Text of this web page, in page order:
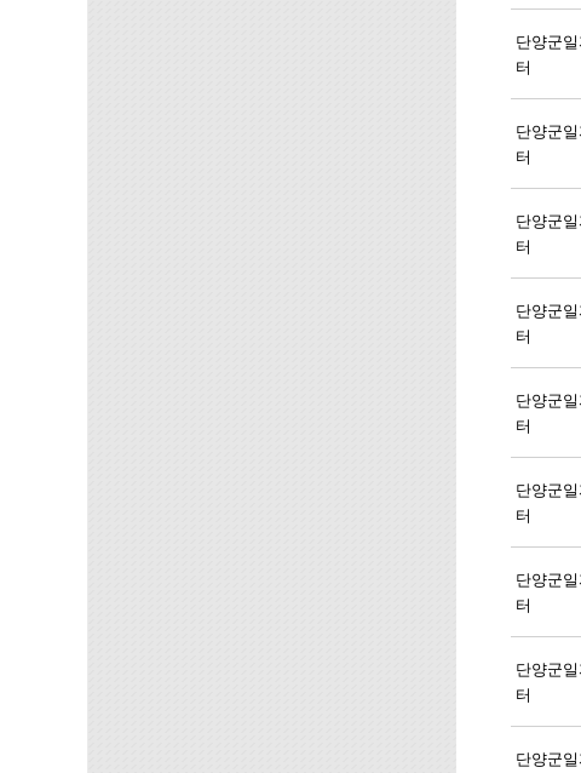
단양군
터
단양군
터
단양군
터
단양군
터
단양군
터
단양군
터
단양군
터
단양군
터
단양군